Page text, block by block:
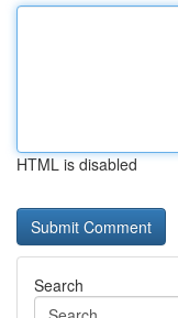
HTML is disabled
Search